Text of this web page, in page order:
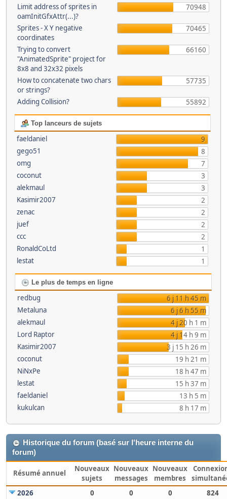
Limit address of sprites in
oamInitGfxAttr(...)?
70948
Sprites - X Y negative
coordinates
70465
Trying to convert
"AnimatedSprite" project for
8x8 and 32x32 pixels
66160
How to concatenate two chars
or strings?
57735
Adding Collision? 55892
Top lanceurs de sujets
faeldaniel
9
gego51
8
omg
7
coconut
3
alekmaul
3
Kasimir2007
2
zenac
2
juef
2
ccc
2
RonaldCoLtd
1
lestat
1
Le plus de temps en ligne
redbug
6 j 11 h 45 m
Metaluna
6 j 6 h 55 m
alekmaul
4 j 20 h 1 m
Lord Raptor
4 j 14 h 9 m
Kasimir2007
3 j 15 h 26 m
coconut
19 h 21 m
NiNxPe
18 h 47 m
lestat
15 h 37 m
faeldaniel
13 h 5 m
kukulcan
8 h 17 m
Historique du forum (basé sur l'heure interne du
forum)
Résumé annuel
Nouveaux
sujets
Nouveaux
messages
Nouveaux
membres
2026
0 0 0 824